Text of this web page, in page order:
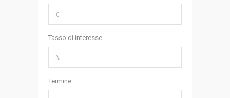
Tasso di interesse
Termine